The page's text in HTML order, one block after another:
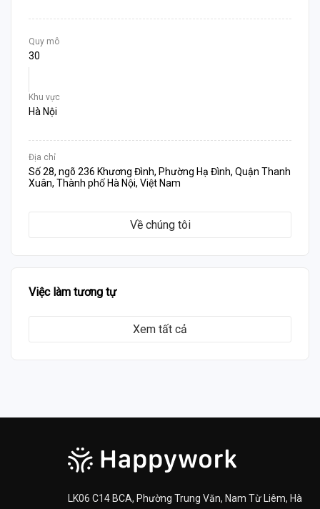
Quy mô
30
Khu vực
Hà Nội
Địa chỉ
Số 28, ngõ 236 Khương Đình, Phường Hạ Đình, Quận Thanh
Xuân, Thành phố Hà Nội, Việt Nam
Về chúng tôi
Việc làm tương tự
Xem tất cả
LK06 C14 BCA, Phường Trung Văn, Nam Từ Liêm, Hà